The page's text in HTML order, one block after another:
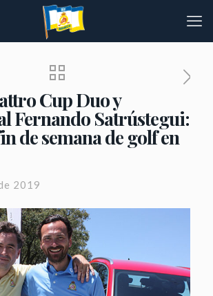
Cup Duo y
Fernando Satrústegui:
de semana de golf en
2019